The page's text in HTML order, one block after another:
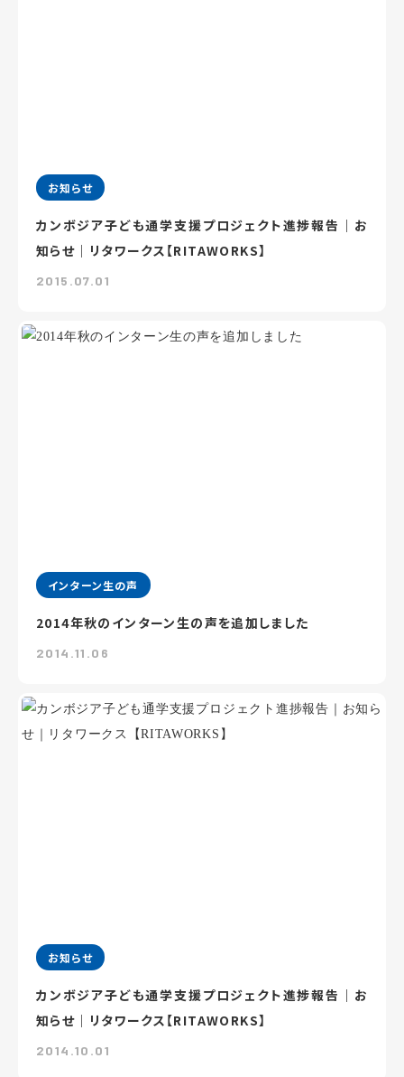
お知らせ
カンボジア子ども通学支援プロジェクト進捗報告｜お
知らせ｜リタワークス【RITAWORKS】
2015.07.01
インターン生の声
2014年秋のインターン生の声を追加しました
2014.11.06
お知らせ
カンボジア子ども通学支援プロジェクト進捗報告｜お
知らせ｜リタワークス【RITAWORKS】
2014.10.01